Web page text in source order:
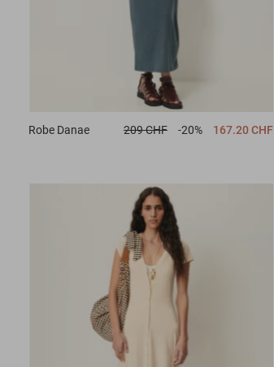
Robe Danae 209 CHF -20% 167.20 CHF